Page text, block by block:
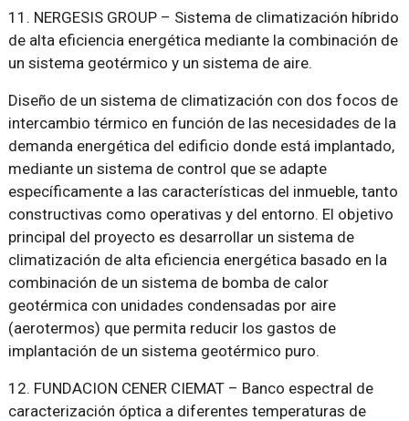
11. NERGESIS GROUP – Sistema de climatización híbrido
de alta eficiencia energética mediante la combinación de
un sistema geotérmico y un sistema de aire.
Diseño de un sistema de climatización con dos focos de
intercambio térmico en función de las necesidades de la
demanda energética del edificio donde está implantado,
mediante un sistema de control que se adapte
específicamente a las características del inmueble, tanto
constructivas como operativas y del entorno. El objetivo
principal del proyecto es desarrollar un sistema de
climatización de alta eficiencia energética basado en la
combinación de un sistema de bomba de calor
geotérmica con unidades condensadas por aire
(aerotermos) que permita reducir los gastos de
implantación de un sistema geotérmico puro.
12. FUNDACION CENER CIEMAT – Banco espectral de
caracterización óptica a diferentes temperaturas de